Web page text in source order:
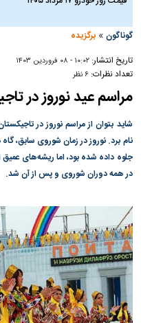
گوناگون »برگزیده
تاریخ انتشار:۱۰:۰۲ - ۰۸ فروردين ۱۴۰۳
تعداد نظرات: ۶ نظر
مراسم عید نوروز در
شاید بتوان از مراسم نوروز در
نام برد. نوروز در زمان شوروی سابق،
جلوه داده شده بود، اما ریشه‌های
در همه دوران شوروی و پس از آن شد.